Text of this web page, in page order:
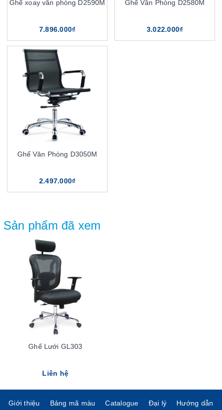
Ghế xoay văn phòng D2590M
7.896.000₫
Ghế Văn Phòng D2580M
3.022.000₫
Ghế Văn Phòng D3050M
2.497.000₫
Sản phẩm đã xem
Ghế Lưới GL303
Liên hệ
Giới thiệu Bảng mã màu Catalogue Đại lý
Hướng dẫn